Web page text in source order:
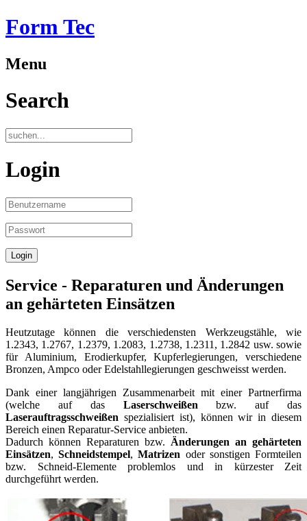
Form Tec
Menu
Search
Login
Service - Reparaturen und Änderungen
an gehärteten Einsätzen
Heutzutage können die verschiedensten Werkzeugstähle, wie
1.2343, 1.2767, 1.2379, 1.2083, 1.2738, 1.2311, 1.2842 usw. sowie
für Aluminium, Erodierkupfer, Kupferlegierungen, verschiedene
Bronzen, Ampco oder Edelstahllegierungen geschweisst werden.
Dank einer langjährigen Zusammenarbeit mit einer Partnerfirma
(welche auf das Laserschweißenbzw. auf das
Laserauftragsschweißen spezialisiert ist), können wir in diesem
Bereich einen Reparatur-Service anbieten.
Dadurch können Reparaturen bzw. Änderungen an gehärteten
Einsätzen,Schneidstempel,Matrizen oder sonstigen Formteilen
bzw. Schneid-Elemente problemlos und in kürzester Zeit
durchgeführt werden.